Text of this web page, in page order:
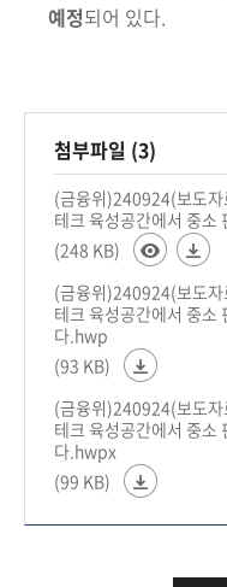
예정되어 있다.
첨부파일 (3)
(금융위)240924(보도자
테크 육성공간에서 중
(248 KB)
(금융위)240924(보도자
테크 육성공간에서 중소
다.hwp
(93 KB)
(금융위)240924(보도자
테크 육성공간에서 중소
다.hwpx
(99 KB)